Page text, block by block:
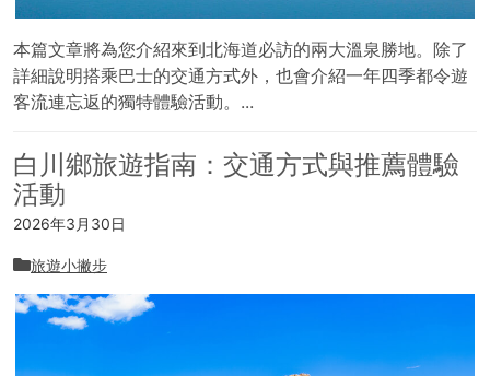
本篇文章將為您介紹來到北海道必訪的兩大溫泉勝地。除了
詳細說明搭乘巴士的交通方式外，也會介紹一年四季都令遊
客流連忘返的獨特體驗活動。...
白川鄉旅遊指南：交通方式與推薦體驗
活動
2026年3月30日
旅遊小撇步